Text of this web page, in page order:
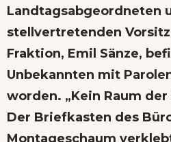
Landtagsabgeordneten
stellvertretenden
Fraktion, Emil Sänze,
Unbekannten mit
worden. „Kein Raum
Der Briefkasten des
Montageschaum